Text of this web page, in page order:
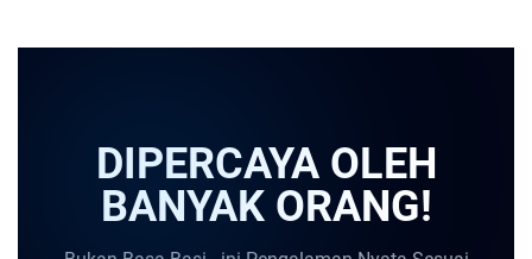
DIPERCAYA OLEH
BANYAK ORANG!